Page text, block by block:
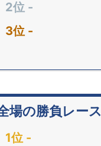
場の勝負レース